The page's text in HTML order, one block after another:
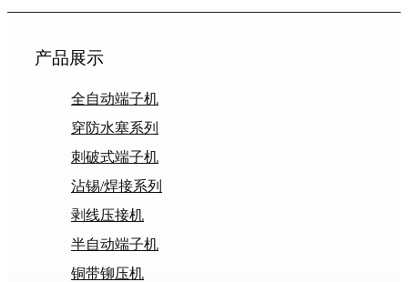
产品展示
全自动端子机
穿防水塞系列
刺破式端子机
沾锡/焊接系列
剥线压接机
半自动端子机
铜带铆压机